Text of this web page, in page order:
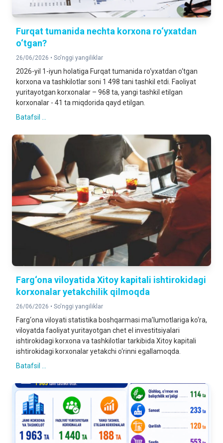
Furqat tumanida nechta korxona ro‘yxatdan
o‘tgan?
26/06/2026 • So'nggi yangiliklar
2026-yil 1-iyun holatiga Furqat tumanida ro‘yxatdan o‘tgan
korxona va tashkilotlar soni 1 498 tani tashkil etdi. Faoliyat
yuritayotgan korxonalar – 968 ta, yangi tashkil etilgan
korxonalar - 41 ta miqdorida qayd etilgan.
Batafsil ...
Farg‘ona viloyatida Xitoy kapitali ishtirokidagi
korxonalar yetakchilik qilmoqda
26/06/2026 • So'nggi yangiliklar
Farg‘ona viloyati statistika boshqarmasi ma’lumotlariga ko‘ra,
viloyatda faoliyat yuritayotgan chet el investitsiyalari
ishtirokidagi korxona va tashkilotlar tarkibida Xitoy kapitali
ishtirokidagi korxonalar yetakchi o‘rinni egallamoqda.
Batafsil ...